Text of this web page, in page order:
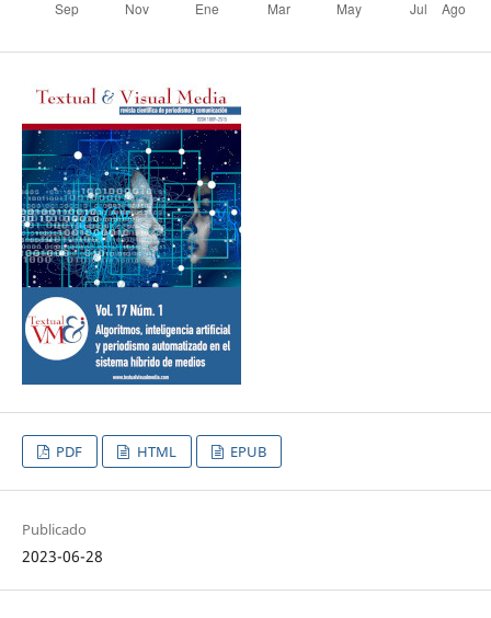
PDF HTML EPUB
Publicado
2023-06-28